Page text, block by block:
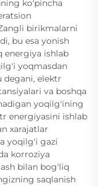
ko'pincha
birikmalarni
bu esa yonish
energiya ishlab
yoqmasdan
degani, elektr
va boshqa
yoqilg'ining
energiyasini ishlab
xarajatlar
yoqilg'i gazi
korroziya
bilan bog'liq
saqlanish